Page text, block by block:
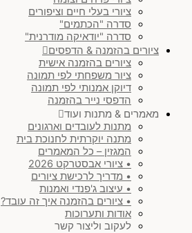
ציורי בעלי חיים וציפורים
סדרה "הכתמים"
סדרה "יודאיקה מודרנית"
ציורים בהזמנה & הדפסים
ציורים בהזמנה אישית
ציור משפחתי לפי תמונה
דיוקן אמנותי לפי תמונה
הדפסי נייר בהזמנה
מאמרים & מתנות ועוד
מתנות לעובדים וארגונים
מתנה יוקרתית לחנוכת בית
המגזין – כל המאמרים
• ציורי אבסטרקט 2026
• מדריך לרכישת ציורים
• עיצוב ג'פנדי ואמנות
• ציורים בהזמנה איך זה עובד?
אודות ותערוכות
לעקוב וליצור קשר